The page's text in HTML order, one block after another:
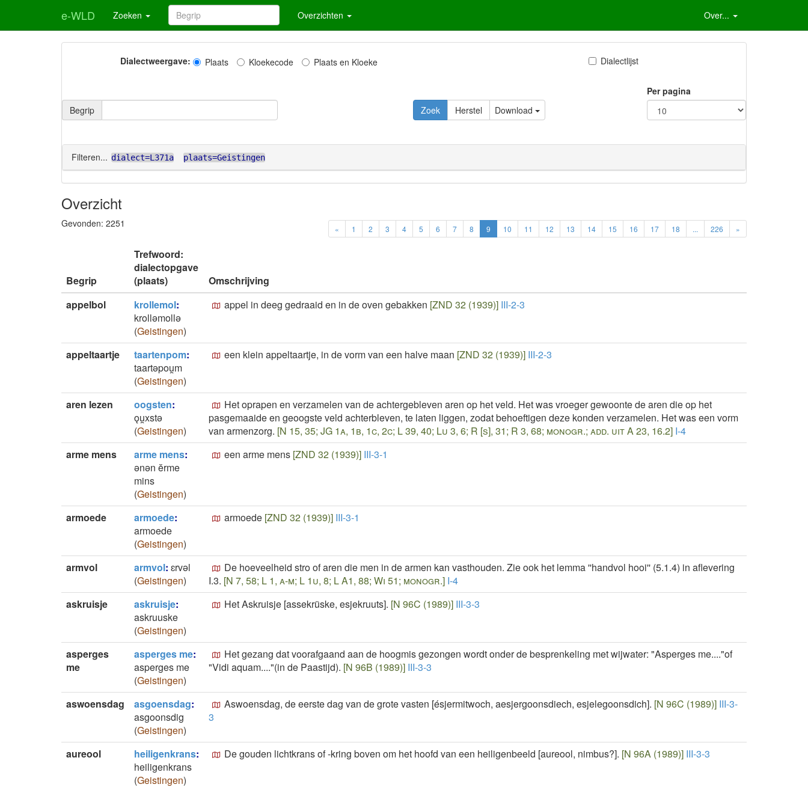
e-WLD Zoeken Overzichten Over...
Dialectweergave: Plaats Kloekecode Plaats en Kloeke Dialectlijst
Begrip Zoek Herstel Download
Per pagina
Filteren... dialect=L371a plaats=Geistingen
Overzicht
Gevonden: 2251 « 1 2 3 4 5 6 7 8 9 10 11 12 13 14 15 16 17 18 ... 226 »
Begrip
Trefwoord:
dialectopgave
(plaats)
Omschrijving
appelbol
krollemol:
krolləmollə
(Geistingen)
appel in deeg gedraaid en in de oven gebakken [ZND 32 (1939)] III-2-3
appeltaartje taartenpom:
taartəpou̯m
(Geistingen)
een klein appeltaartje, in de vorm van een halve maan [ZND 32 (1939)] III-2-3
aren lezen oogsten:
ǫu̯xstǝ
(Geistingen)
Het oprapen en verzamelen van de achtergebleven aren op het veld. Het was vroeger gewoonte de aren die op het
pasgemaaide en geoogste veld achterbleven, te laten liggen, zodat behoeftigen deze konden verzamelen. Het was een vorm
van armenzorg. [N 15, 35; JG 1a, 1b, 1c, 2c; L 39, 40; Lu 3, 6; R [s], 31; R 3, 68; monogr.; add. uit A 23, 16.2] I-4
arme mens
arme mens:
ənən ĕrme
mins
(Geistingen)
een arme mens [ZND 32 (1939)] III-3-1
armoede armoede:
armoede
(Geistingen)
armoede [ZND 32 (1939)] III-3-1
armvol armvol: ɛrvǝl
(Geistingen)
De hoeveelheid stro of aren die men in de armen kan vasthouden. Zie ook het lemma ''handvol hooi'' (5.1.4) in aflevering
I.3. [N 7, 58; L 1, a-m; L 1u, 8; L A1, 88; Wi 51; monogr.] I-4
askruisje
askruisje:
askruuske
(Geistingen)
Het Askruisje [assekrüske, esjekruuts]. [N 96C (1989)] III-3-3
asperges
me
asperges me:
asperges me
(Geistingen)
Het gezang dat voorafgaand aan de hoogmis gezongen wordt onder de besprenkeling met wijwater: "Asperges me...."of
"Vidi aquam...."(in de Paastijd). [N 96B (1989)] III-3-3
aswoensdag asgoensdag:
asgoonsdig
(Geistingen)
Aswoensdag, de eerste dag van de grote vasten [ésjermitwoch, aesjergoonsdiech, esjelegoonsdich]. [N 96C (1989)] III-3-
3
aureool heiligenkrans:
heiligenkrans
(Geistingen)
De gouden lichtkrans of -kring boven om het hoofd van een heiligenbeeld [aureool, nimbus?]. [N 96A (1989)] III-3-3